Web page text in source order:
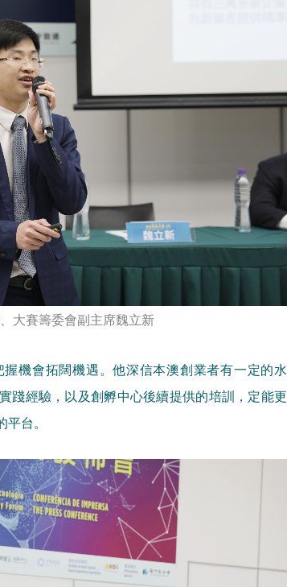
大賽籌委會副主席魏立新
機會拓闊機遇。他深信本澳創業者有一定的水
踐經驗，以及創孵中心後續提供的培訓，定能更
台。